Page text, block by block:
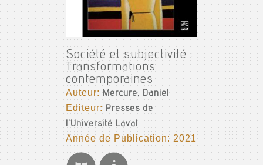
Société et subjectivité :
Transformations
contemporaines
Auteur:Mercure, Daniel
Editeur: Presses de
l'Université Laval
Année de Publication: 2021